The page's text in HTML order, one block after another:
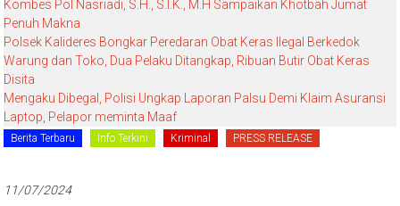
Kombes Pol Nasriadi, S.H., S.I.K., M.H Sampaikan Khotbah Jumat
Penuh Makna
Polsek Kalideres Bongkar Peredaran Obat Keras Ilegal Berkedok
Warung dan Toko, Dua Pelaku Ditangkap, Ribuan Butir Obat Keras
Disita
Mengaku Dibegal, Polisi Ungkap Laporan Palsu Demi Klaim Asuransi
Laptop, Pelapor meminta Maaf
Berita Terbaru Info Terkini Kriminal PRESS RELEASE
11/07/2024